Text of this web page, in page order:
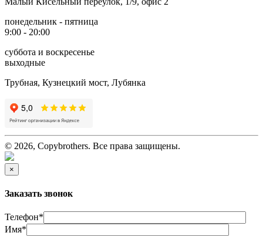
понедельник - пятница
9:00 - 20:00
суббота и воскресенье
выходные
Трубная, Кузнецкий мост, Лубянка
© 2026, Copybrothers. Все права защищены.
×
Заказать звонок
Телефон*
Имя*